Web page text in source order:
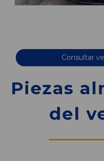
Consultar
Piezas
del